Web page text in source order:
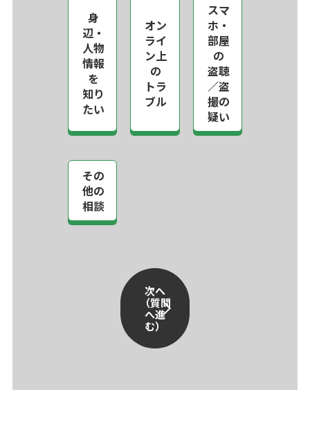
身
辺・
人物
情報
を
知り
たい
オン
ライ
ン上
の
トラ
ブル
スマ
ホ・
部屋
の
盗聴
／盗
撮の
疑い
その
他の
相談
次へ
（質問
へ進
む）